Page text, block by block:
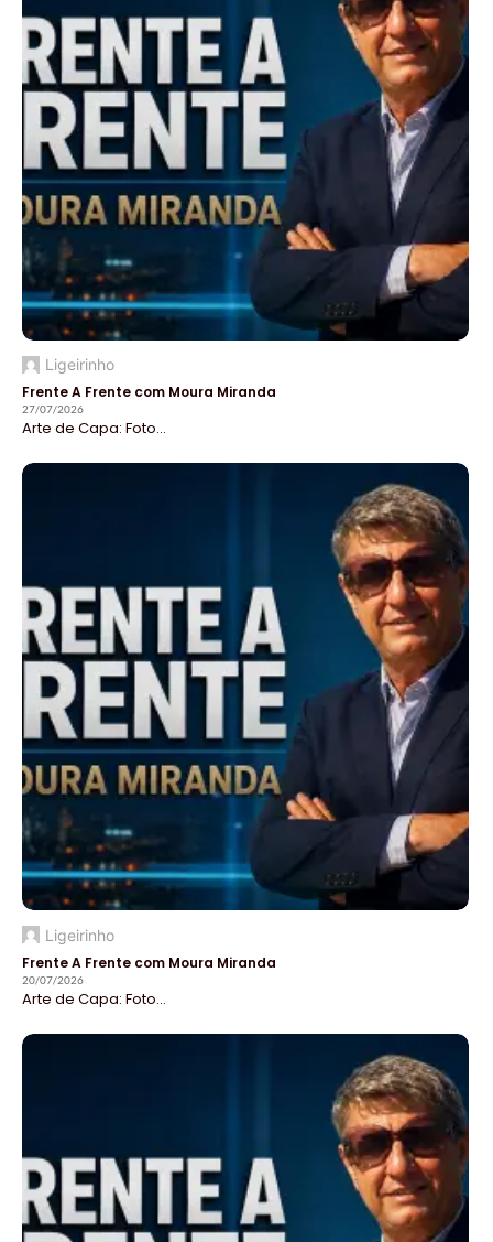
Ligeirinho
Frente A Frente com Moura Miranda
27/07/2026
Arte de Capa: Foto...
Ligeirinho
Frente A Frente com Moura Miranda
20/07/2026
Arte de Capa: Foto...